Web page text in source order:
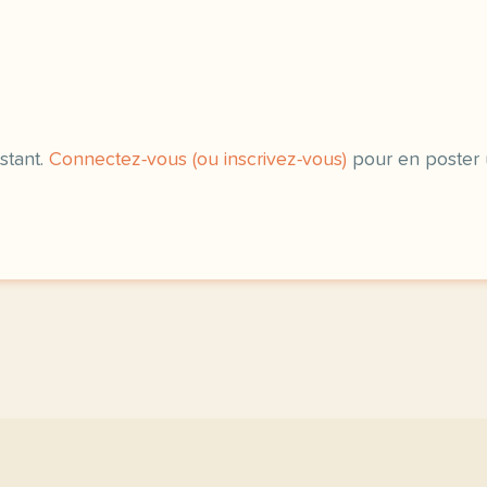
Connectez-vous (ou inscrivez-vous) pour en poster